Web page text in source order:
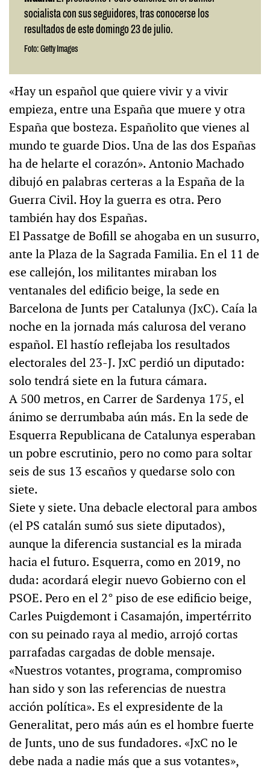
socialista con sus seguidores, tras conocerse los
resultados de este domingo 23 de julio.
Foto: Getty Images
«Hay un español que quiere vivir y a vivir
empieza, entre una España que muere y otra
España que bosteza. Españolito que vienes al
mundo te guarde Dios. Una de las dos Españas
ha de helarte el corazón». Antonio Machado
dibujó en palabras certeras a la España de la
Guerra Civil. Hoy la guerra es otra. Pero
también hay dos Españas.
El Passatge de Bofill se ahogaba en un susurro,
ante la Plaza de la Sagrada Familia. En el 11 de
ese callejón, los militantes miraban los
ventanales del edificio beige, la sede en
Barcelona de Junts per Catalunya (JxC). Caía la
noche en la jornada más calurosa del verano
español. El hastío reflejaba los resultados
electorales del 23-J. JxC perdió un diputado:
solo tendrá siete en la futura cámara.
A 500 metros, en Carrer de Sardenya 175, el
ánimo se derrumbaba aún más. En la sede de
Esquerra Republicana de Catalunya esperaban
un pobre escrutinio, pero no como para soltar
seis de sus 13 escaños y quedarse solo con
siete.
Siete y siete. Una debacle electoral para ambos
(el PS catalán sumó sus siete diputados),
aunque la diferencia sustancial es la mirada
hacia el futuro. Esquerra, como en 2019, no
duda: acordará elegir nuevo Gobierno con el
PSOE. Pero en el 2° piso de ese edificio beige,
Carles Puigdemont i Casamajón, impertérrito
con su peinado raya al medio, arrojó cortas
parrafadas cargadas de doble mensaje.
«Nuestros votantes, programa, compromiso
han sido y son las referencias de nuestra
acción política». Es el expresidente de la
Generalitat, pero más aún es el hombre fuerte
de Junts, uno de sus fundadores. «JxC no le
debe nada a nadie más que a sus votantes»,